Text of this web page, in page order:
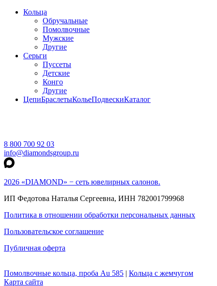
Кольца
Обручальные
Помолвочные
Мужские
Другие
Серьги
Пуссеты
Детские
Конго
Другие
ЦепиБраслетыКольеПодвескиКаталог
8 800 700 92 03
info@diamondsgroup.ru
2026 «DIAMOND» − сеть ювелирных салонов.
ИП Федотова Наталья Сергеевна, ИНН 782001799968
Политика в отношении обработки персональных данных
Пользовательское соглашение
Публичная оферта
Помолвочные кольца, проба Au 585 | Кольца с жемчугом
Карта сайта